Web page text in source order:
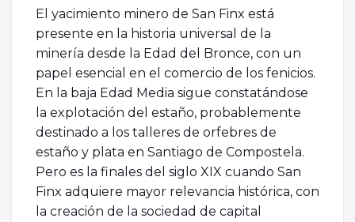
El yacimiento minero de San Finx está
presente en la historia universal de la
minería desde la Edad del Bronce, con un
papel esencial en el comercio de los fenicios.
En la baja Edad Media sigue constatándose
la explotación del estaño, probablemente
destinado a los talleres de orfebres de
estaño y plata en Santiago de Compostela.
Pero es la finales del siglo XIX cuando San
Finx adquiere mayor relevancia histórica, con
la creación de la sociedad de capital